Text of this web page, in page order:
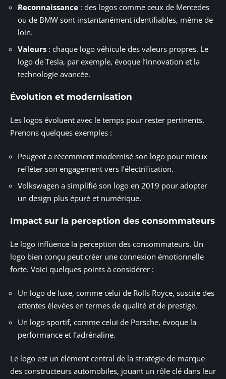
Reconnaissance : des logos comme ceux de Mercedes
ou de BMW sont instantanément identifiables, même de
loin.
Valeurs : chaque logo véhicule des valeurs propres. Le
logo de Tesla, par exemple, évoque l’innovation et la
technologie avancée.
Évolution et modernisation
Les logos évoluent avec le temps pour rester pertinents.
Prenons quelques exemples :
Peugeot a récemment modernisé son logo pour mieux
refléter son engagement vers l’électrification.
Volkswagen a simplifié son logo en 2019 pour adopter
un design plus épuré et numérique.
Impact sur la perception des consommateurs
Le logo influence la perception des consommateurs. Un
logo bien conçu peut créer une connexion émotionnelle
forte. Voici quelques points à considérer :
Un logo de luxe, comme celui de Rolls Royce, suscite des
attentes élevées en termes de qualité et de prestige.
Un logo sportif, comme celui de Porsche, évoque la
performance et l’adrénaline.
Le logo est un élément central de la stratégie de marque
des constructeurs automobiles, jouant un rôle clé dans leur